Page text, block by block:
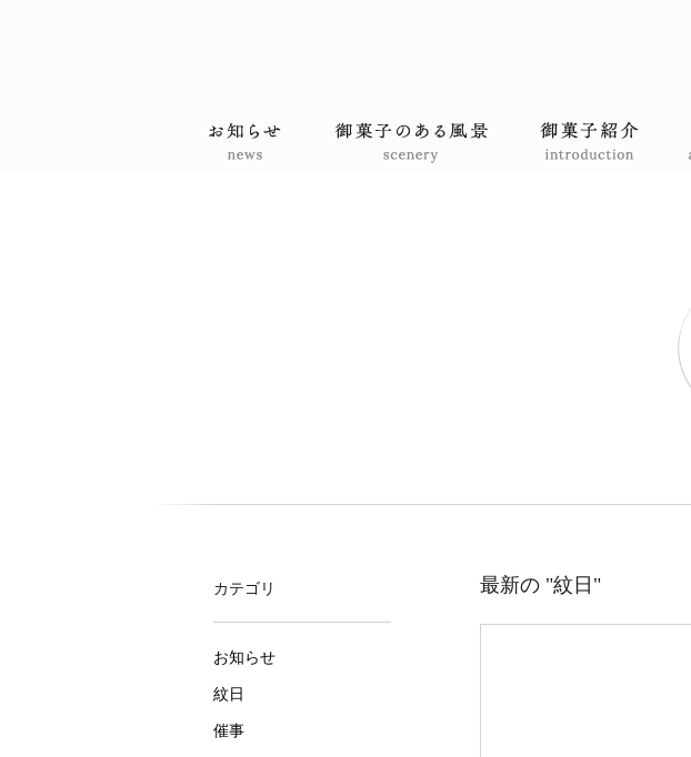
最新の "紋日"
カテゴリ
お知らせ
紋日
催事